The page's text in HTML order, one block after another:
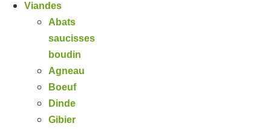
Viandes
Abats
saucisses
boudin
Agneau
Boeuf
Dinde
Gibier